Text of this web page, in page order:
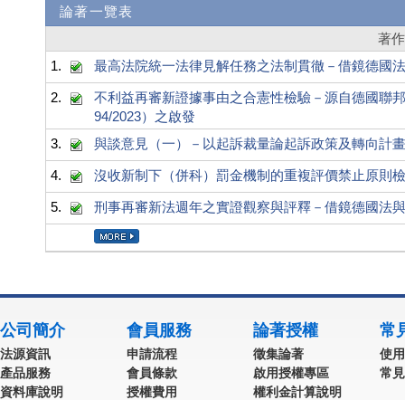
論著一覽表
著
1.
最高法院統一法律見解任務之法制貫徹－借鏡德國
2.
不利益再審新證據事由之合憲性檢驗－源自德國聯
94/2023）之啟發
3.
與談意見（一）－以起訴裁量論起訴政策及轉向計
4. 沒收新制下（併科）罰金機制的重複評價禁止原則
5. 刑事再審新法週年之實證觀察與評釋－借鏡德國法
公司簡介
法源資訊
產品服務
資料庫說明
會員服務
申請流程
會員條款
授權費用
論著授權
徵集論著
啟用授權專區
權利金計算說明
常
使
常